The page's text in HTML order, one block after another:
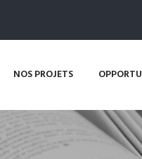
NOS PROJETS